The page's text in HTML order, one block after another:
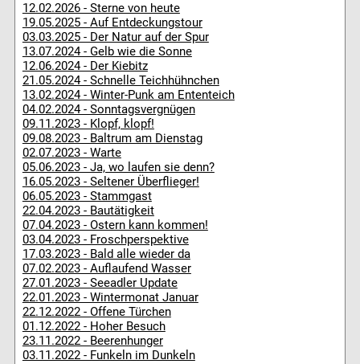
12.02.2026 - Sterne von heute
19.05.2025 - Auf Entdeckungstour
03.03.2025 - Der Natur auf der Spur
13.07.2024 - Gelb wie die Sonne
12.06.2024 - Der Kiebitz
21.05.2024 - Schnelle Teichhühnchen
13.02.2024 - Winter-Punk am Ententeich
04.02.2024 - Sonntagsvergnügen
09.11.2023 - Klopf, klopf!
09.08.2023 - Baltrum am Dienstag
02.07.2023 - Warte
05.06.2023 - Ja, wo laufen sie denn?
16.05.2023 - Seltener Überflieger!
06.05.2023 - Stammgast
22.04.2023 - Bautätigkeit
07.04.2023 - Ostern kann kommen!
03.04.2023 - Froschperspektive
17.03.2023 - Bald alle wieder da
07.02.2023 - Auflaufend Wasser
27.01.2023 - Seeadler Update
22.01.2023 - Wintermonat Januar
22.12.2022 - Offene Türchen
01.12.2022 - Hoher Besuch
23.11.2022 - Beerenhunger
03.11.2022 - Funkeln im Dunkeln